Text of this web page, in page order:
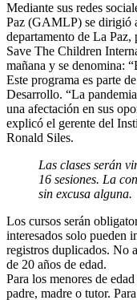
Mediante sus redes
Paz (GAMLP) se dirigió
departamento de La
Save The Children
mañana y se denomina:
Este programa es parte
Desarrollo. “La
una afectación en sus
explicó el gerente del
Ronald Siles.
Las clases serán
16 sesiones. La
sin excusa alguna.
Los cursos serán
interesados solo pueden
registros duplicados. No
de 20 años de edad.
Para los menores de
padre, madre o tutor.